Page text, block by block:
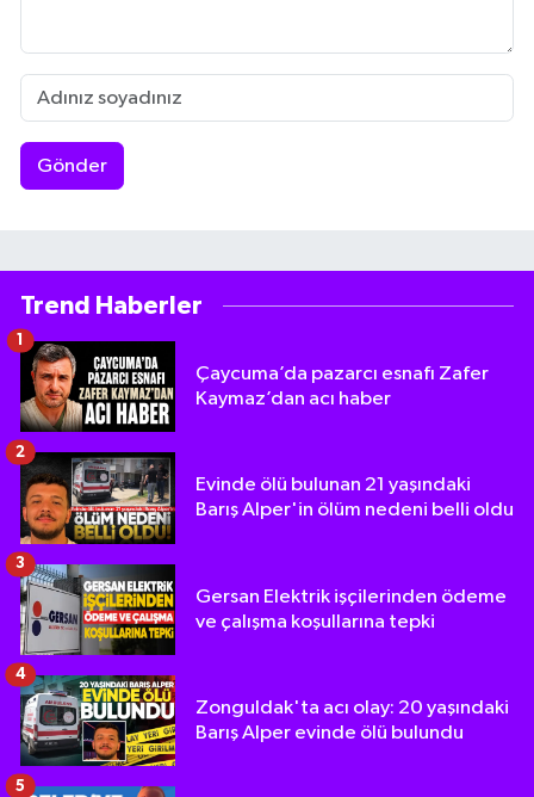
Gönder
Trend Haberler
Çaycuma’da pazarcı esnafı Zafer
Kaymaz’dan acı haber
1
Evinde ölü bulunan 21 yaşındaki
Barış Alper'in ölüm nedeni belli oldu
2
Gersan Elektrik işçilerinden ödeme
ve çalışma koşullarına tepki
3
Zonguldak'ta acı olay: 20 yaşındaki
Barış Alper evinde ölü bulundu
4
5